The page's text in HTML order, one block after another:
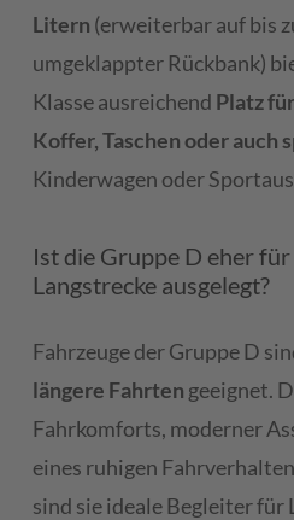
Litern (erweiterbar auf bis
umgeklappter Rückbank)
Klasse ausreichend Platz
Koffer, Taschen oder auch
Kinderwagen oder
Ist die Gruppe D eher
Langstrecke ausgelegt?
Fahrzeuge der Gruppe D
längere Fahrten geeignet.
Fahrkomforts, moderner
eines ruhigen
sind sie ideale Begleiter für